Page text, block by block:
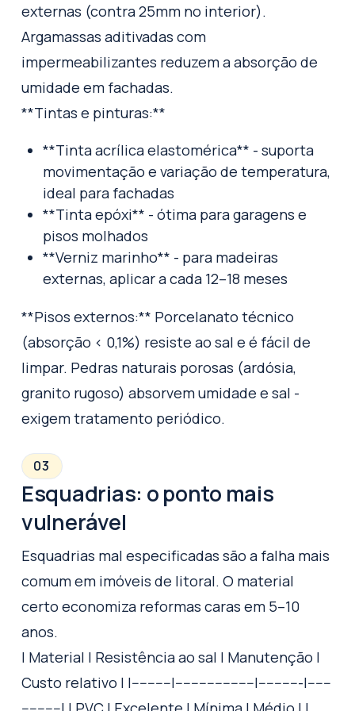
externas (contra 25mm no interior).
Argamassas aditivadas com
impermeabilizantes reduzem a absorção de
umidade em fachadas.
**Tintas e pinturas:**
**Tinta acrílica elastomérica** - suporta
movimentação e variação de temperatura,
ideal para fachadas
**Tinta epóxi** - ótima para garagens e
pisos molhados
**Verniz marinho** - para madeiras
externas, aplicar a cada 12–18 meses
**Pisos externos:** Porcelanato técnico
(absorção < 0,1%) resiste ao sal e é fácil de
limpar. Pedras naturais porosas (ardósia,
granito rugoso) absorvem umidade e sal -
exigem tratamento periódico.
03
Esquadrias: o ponto mais
vulnerável
Esquadrias mal especificadas são a falha mais
comum em imóveis de litoral. O material
certo economiza reformas caras em 5–10
anos.
| Material | Resistência ao sal | Manutenção |
Custo relativo | |----------|--------------------|-----------|------